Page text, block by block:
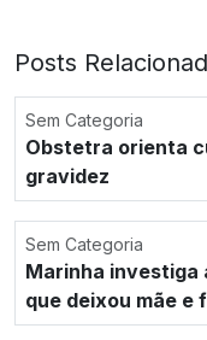
Posts
Sem Categoria
Obstetra orienta
gravidez
Sem Categoria
Marinha investiga
que deixou mãe e